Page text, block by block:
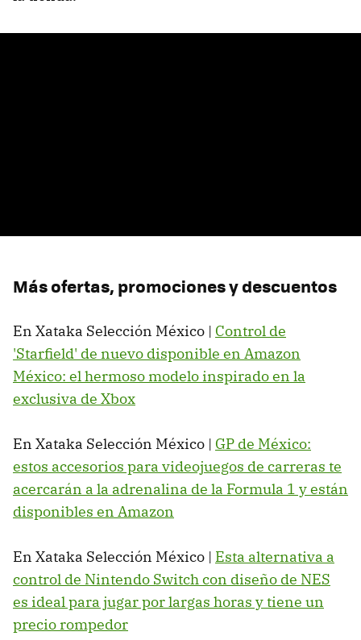
Más ofertas, promociones y descuentos
En Xataka Selección México | Control de
'Starfield' de nuevo disponible en Amazon
México: el hermoso modelo inspirado en la
exclusiva de Xbox
En Xataka Selección México | GP de México:
estos accesorios para videojuegos de carreras te
acercarán a la adrenalina de la Formula 1 y están
disponibles en Amazon
En Xataka Selección México | Esta alternativa a
control de Nintendo Switch con diseño de NES
es ideal para jugar por largas horas y tiene un
precio rompedor